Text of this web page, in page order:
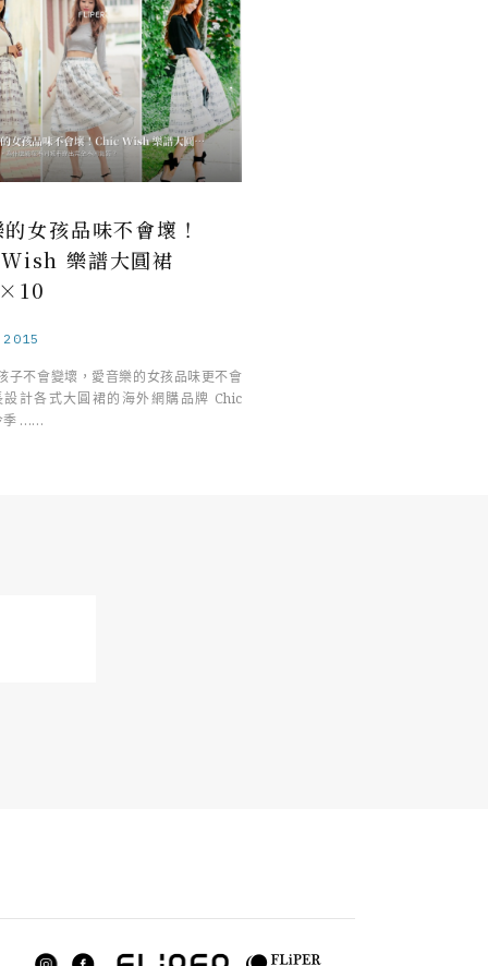
女孩品味不會壞！
樂譜大圓裙
子不會變壞，愛音樂的女孩品味更不會
計各式大圓裙的海外網購品牌 Chic
季 ……